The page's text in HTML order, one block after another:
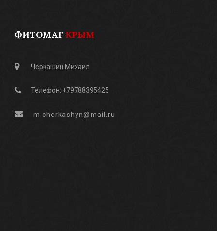
ФИТОМАГ КРЫМ
Черкашин Михаил
Телефон: +79788395425
m.cherkashyn@mail.ru